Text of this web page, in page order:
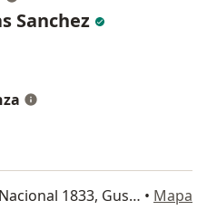
Sanchez
Av Instituto Politécnico Nacional 1833, Gustavo A Madero • Mapa